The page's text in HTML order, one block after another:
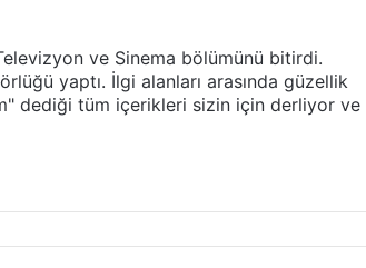
ve Sinema bölümünü bitirdi.
yaptı. İlgi alanları arasında güzellik
dediği tüm içerikleri sizin için derliyor ve